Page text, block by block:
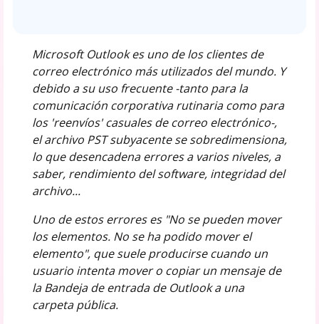
Microsoft Outlook es uno de los clientes de
correo electrónico más utilizados del mundo. Y
debido a su uso frecuente -tanto para la
comunicación corporativa rutinaria como para
los 'reenvíos' casuales de correo electrónico-,
el archivo PST subyacente se sobredimensiona,
lo que desencadena errores a varios niveles, a
saber, rendimiento del software, integridad del
archivo...
Uno de estos errores es "No se pueden mover
los elementos. No se ha podido mover el
elemento", que suele producirse cuando un
usuario intenta mover o copiar un mensaje de
la Bandeja de entrada de Outlook a una
carpeta pública.